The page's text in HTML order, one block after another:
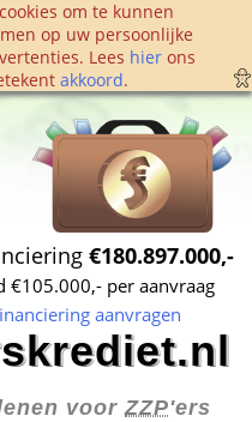
om te kunnen
op uw persoonlijke
Lees hier ons
akkoord.
€180.897.000,-
€105.000,- per aanvraag
aanvragen
voor ZZP'ers